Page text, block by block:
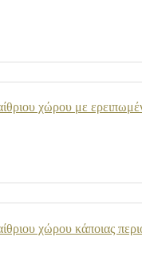
χώρου με
χώρου κάποιας